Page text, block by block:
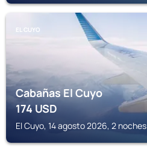
EL CUYO
Cabañas El Cuyo
174USD
El Cuyo, 14 agosto 2026, 2 noches